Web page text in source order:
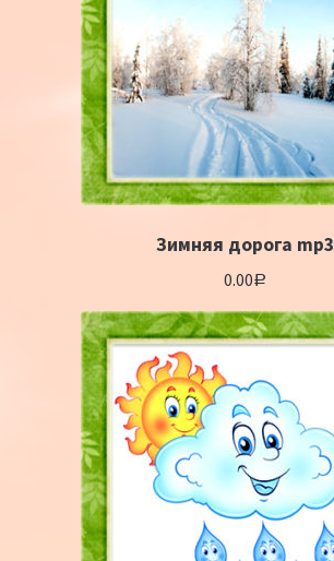
Зимняя дорога mp3
0.00Р